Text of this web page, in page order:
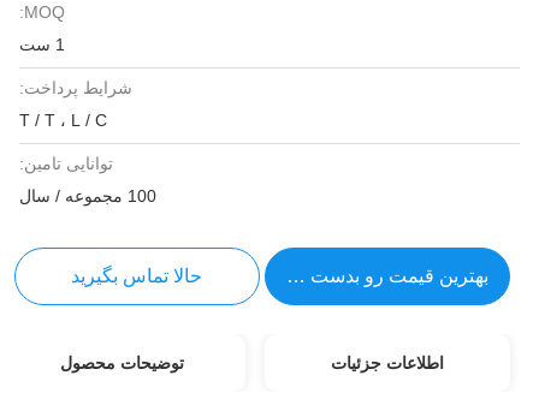
MOQ:
شرایط پرداخت:
T / T ، L / C
توانایی تامین:
100 مجموعه / سال
بهترین قیمت رو بدست بیار حالا تماس بگیرید
اطلاعات جزئیات توضیحات محصول